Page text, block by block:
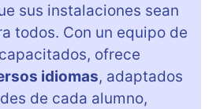
sus instalaciones sean
todos. Con un equipo de
ofrece
idiomas, adaptados
de cada alumno,